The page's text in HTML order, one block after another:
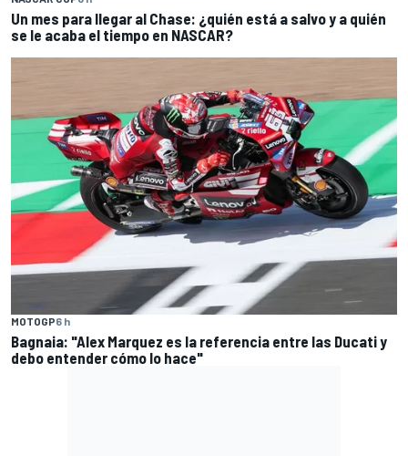
Un mes para llegar al Chase: ¿quién está a salvo y a quién
se le acaba el tiempo en NASCAR?
MOTOGP6 h
Bagnaia: "Alex Marquez es la referencia entre las Ducati y
debo entender cómo lo hace"